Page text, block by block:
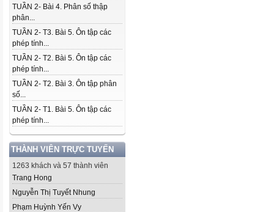
TUẦN 2- Bài 4. Phân số thập
phân...
TUẦN 2- T3. Bài 5. Ôn tập các
phép tính...
TUẦN 2- T2. Bài 5. Ôn tập các
phép tính...
TUẦN 2- T2. Bài 3. Ôn tập phân
số...
TUẦN 2- T1. Bài 5. Ôn tập các
phép tính...
THÀNH VIÊN TRỰC TUYẾN
1263 khách và 57 thành viên
Trang Hong
Nguyễn Thị Tuyết Nhung
Phạm Huỳnh Yến Vy